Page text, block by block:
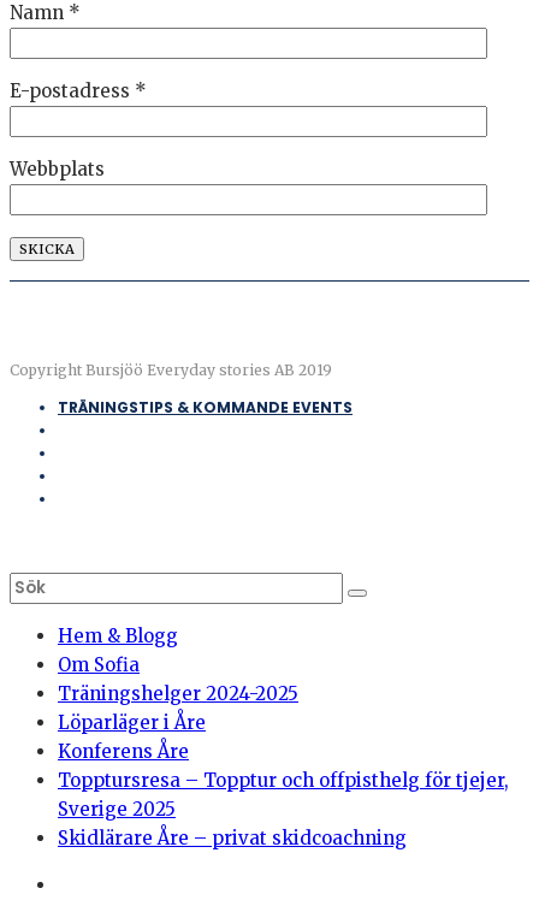
Namn *
E-postadress *
Webbplats
Copyright Bursjöö Everyday stories AB 2019
TRÄNINGSTIPS & KOMMANDE EVENTS
Hem & Blogg
Om Sofia
Träningshelger 2024-2025
Löparläger i Åre
Konferens Åre
Topptursresa – Topptur och offpisthelg för tjejer,
Sverige 2025
Skidlärare Åre – privat skidcoachning